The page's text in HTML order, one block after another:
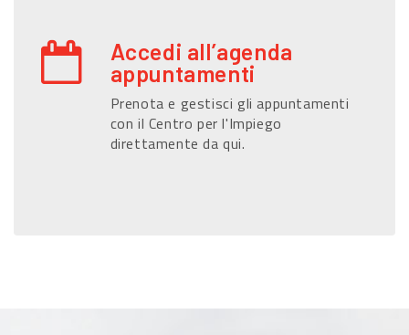
Accedi all’agenda
appuntamenti
Prenota e gestisci gli appuntamenti
con il Centro per l'Impiego
direttamente da qui.